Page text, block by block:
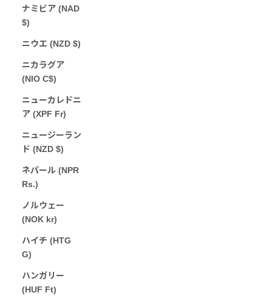
ナミビア (NAD
$)
ニウエ (NZD $)
ニカラグア
(NIO C$)
ニューカレドニ
ア (XPF Fr)
ニュージーラン
ド (NZD $)
ネパール (NPR
Rs.)
ノルウェー
(NOK kr)
ハイチ (HTG
G)
ハンガリー
(HUF Ft)